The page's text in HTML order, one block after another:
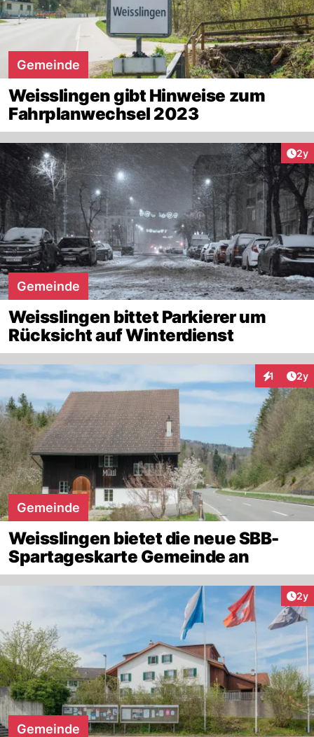
Gemeinde
Weisslingen gibt Hinweise zum
Fahrplanwechsel 2023
2y
Gemeinde
Weisslingen bittet Parkierer um
Rücksicht auf Winterdienst
1 2y
Gemeinde
Weisslingen bietet die neue SBB-
Spartageskarte Gemeinde an
2y
Gemeinde